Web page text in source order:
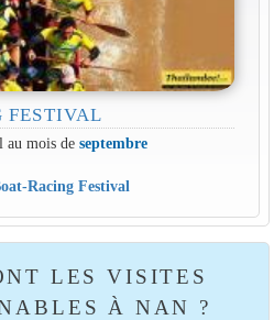
FESTIVAL
au mois de septembre
Racing Festival
LES VISITES
À NAN ?